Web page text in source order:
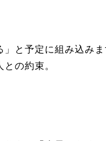
」と予定に組み込みま
との約束。